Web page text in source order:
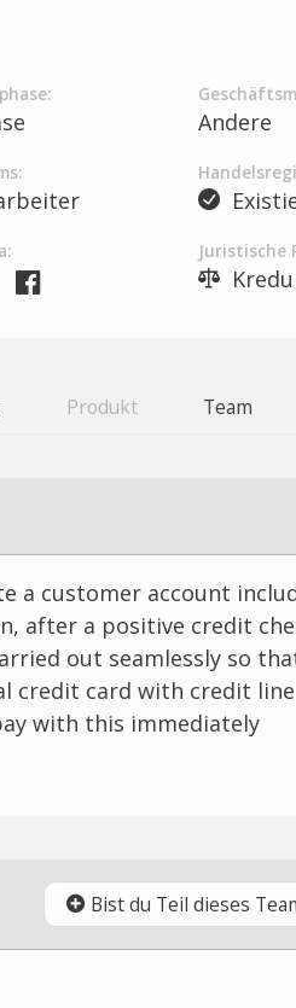
Andere
Juristische
Produkt Team
a customer account
after a positive credit
out seamlessly so
credit card with credit line
with this immediately
Bist du Teil dieses